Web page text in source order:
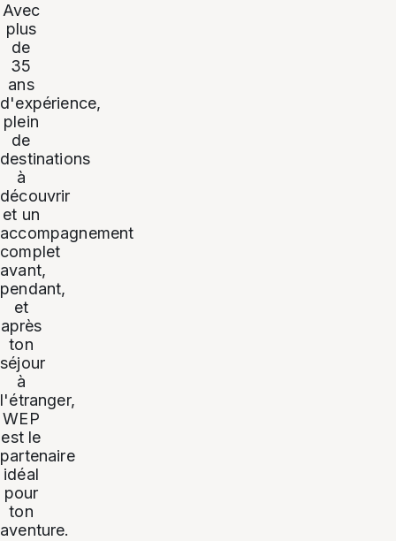
Avec
plus
de
35
ans
d'expérience,
plein
de
destinations
à
découvrir
et un
accompagnement
complet
avant,
pendant,
et
après
ton
séjour
à
l'étranger,
WEP
est le
partenaire
idéal
pour
ton
aventure.